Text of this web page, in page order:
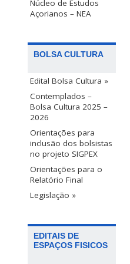
Núcleo de Estudos
Açorianos – NEA
BOLSA CULTURA
Edital Bolsa Cultura »
Contemplados –
Bolsa Cultura 2025 –
2026
Orientações para
inclusão dos bolsistas
no projeto SIGPEX
Orientações para o
Relatório Final
Legislação »
EDITAIS DE
ESPAÇOS FISICOS